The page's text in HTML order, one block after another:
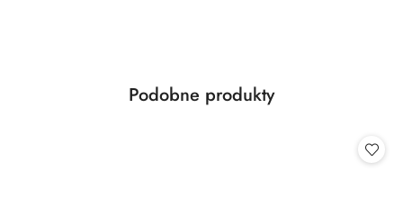
Pomiń karuzelę produktów
Produkty
Podobne produkty